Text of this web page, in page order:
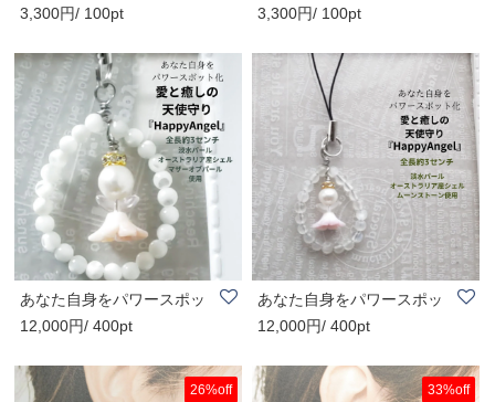
ト化！愛と癒し..
3,300円/ 100pt
ル付き：あなた..
3,300円/ 100pt
あなた自身をパワースポッ
ト化！愛と癒し..
12,000円/ 400pt
あなた自身をパワースポッ
ト化！愛と癒し..
12,000円/ 400pt
26%off 33%off